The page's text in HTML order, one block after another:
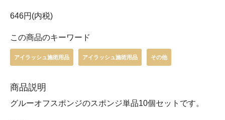
646円(内税)
この商品のキーワード
アイラッシュ施術用品 アイラッシュ施術用品 その他
商品説明
グルーオフスポンジのスポンジ単品10個セットです。